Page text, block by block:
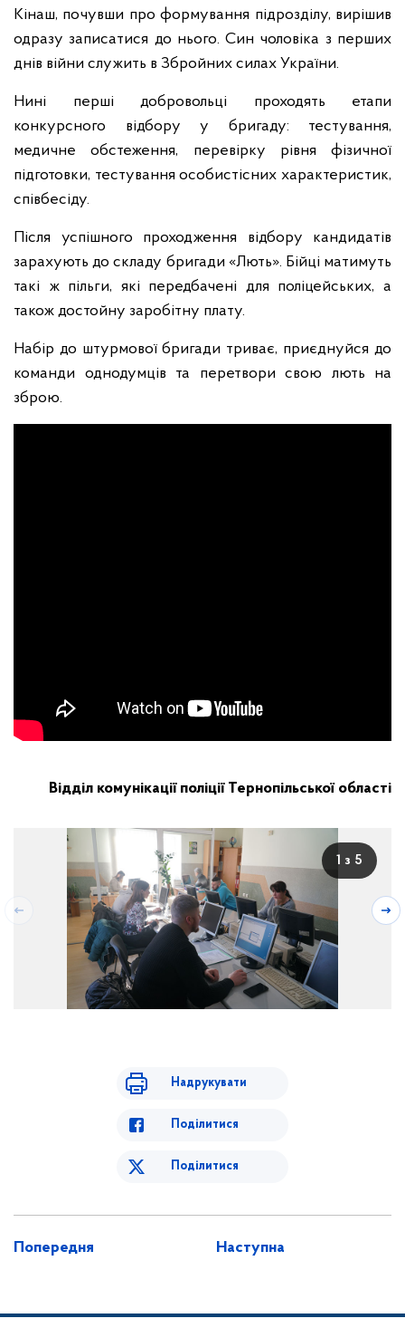
Кінаш, почувши про формування підрозділу, вирішив
одразу записатися до нього. Син чоловіка з перших
днів війни служить в Збройних силах України.
Нині перші добровольці проходять етапи
конкурсного відбору у бригаду: тестування,
медичне обстеження, перевірку рівня фізичної
підготовки, тестування особистісних характеристик,
співбесіду.
Після успішного проходження відбору кандидатів
зарахують до складу бригади «Лють». Бійці матимуть
такі ж пільги, які передбачені для поліцейських, а
також достойну заробітну плату.
Набір до штурмової бригади триває, приєднуйся до
команди однодумців та перетвори свою лють на
зброю.
Відділ комунікації поліції Тернопільської області
1 з 5
Надрукувати
Поділитися
Поділитися
Попередня Наступна